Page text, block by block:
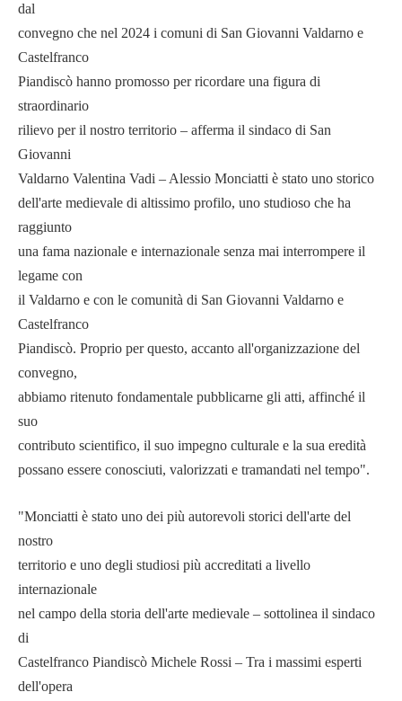
dal
convegno che nel 2024 i comuni di San Giovanni Valdarno e
Castelfranco
Piandiscò hanno promosso per ricordare una figura di
straordinario
rilievo per il nostro territorio – afferma il sindaco di San
Giovanni
Valdarno Valentina Vadi – Alessio Monciatti è stato uno storico
dell'arte medievale di altissimo profilo, uno studioso che ha
raggiunto
una fama nazionale e internazionale senza mai interrompere il
legame con
il Valdarno e con le comunità di San Giovanni Valdarno e
Castelfranco
Piandiscò. Proprio per questo, accanto all'organizzazione del
convegno,
abbiamo ritenuto fondamentale pubblicarne gli atti, affinché il
suo
contributo scientifico, il suo impegno culturale e la sua eredità
possano essere conosciuti, valorizzati e tramandati nel tempo".
"Monciatti è stato uno dei più autorevoli storici dell'arte del
nostro
territorio e uno degli studiosi più accreditati a livello
internazionale
nel campo della storia dell'arte medievale – sottolinea il sindaco
di
Castelfranco Piandiscò Michele Rossi – Tra i massimi esperti
dell'opera